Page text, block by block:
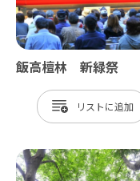
飯高檀林 新緑祭
リスト